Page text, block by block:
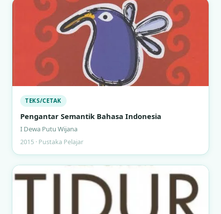
TEKS/CETAK
Pengantar Semantik Bahasa Indonesia
I Dewa Putu Wijana
2015 · Pustaka Pelajar